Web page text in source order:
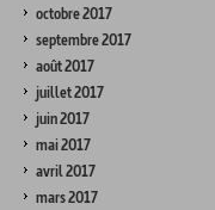
octobre 2017
septembre 2017
août 2017
juillet 2017
juin 2017
mai 2017
avril 2017
mars 2017